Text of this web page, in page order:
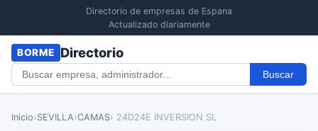
Directorio de empresas de Espana
Actualizado diariamente
BORME Directorio
Buscar
Inicio›SEVILLA›CAMAS› 24D24E INVERSION SL